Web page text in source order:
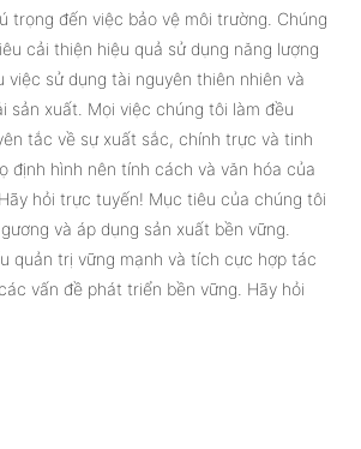
trọng đến việc bảo vệ môi trường. Chúng
cải thiện hiệu quả sử dụng năng lượng
việc sử dụng tài nguyên thiên nhiên và
sản xuất. Mọi việc chúng tôi làm đều
tắc về sự xuất sắc, chính trực và tinh
định hình nên tính cách và văn hóa của
hỏi trực tuyến! Mục tiêu của chúng tôi
và áp dụng sản xuất bền vững.
quản trị vững mạnh và tích cực hợp tác
vấn đề phát triển bền vững. Hãy hỏi